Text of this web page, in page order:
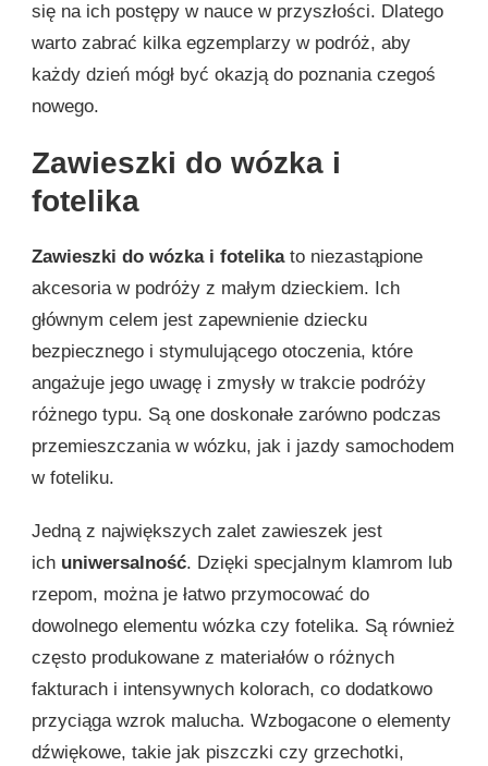
się na ich postępy w nauce w przyszłości. Dlatego
warto zabrać kilka egzemplarzy w podróż, aby
każdy dzień mógł być okazją do poznania czegoś
nowego.
Zawieszki do wózka i
fotelika
Zawieszki do wózka i fotelikato niezastąpione
akcesoria w podróży z małym dzieckiem. Ich
głównym celem jest zapewnienie dziecku
bezpiecznego i stymulującego otoczenia, które
angażuje jego uwagę i zmysły w trakcie podróży
różnego typu. Są one doskonałe zarówno podczas
przemieszczania w wózku, jak i jazdy samochodem
w foteliku.
Jedną z największych zalet zawieszek jest
ich uniwersalność. Dzięki specjalnym klamrom lub
rzepom, można je łatwo przymocować do
dowolnego elementu wózka czy fotelika. Są również
często produkowane z materiałów o różnych
fakturach i intensywnych kolorach, co dodatkowo
przyciąga wzrok malucha. Wzbogacone o elementy
dźwiękowe, takie jak piszczki czy grzechotki,